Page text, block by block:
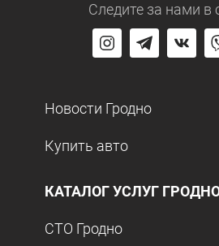
Следите за нами в
Новости Гродно
Купить авто
КАТАЛОГ УСЛУГ
СТО Гродно